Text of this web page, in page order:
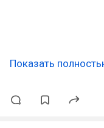
Показать